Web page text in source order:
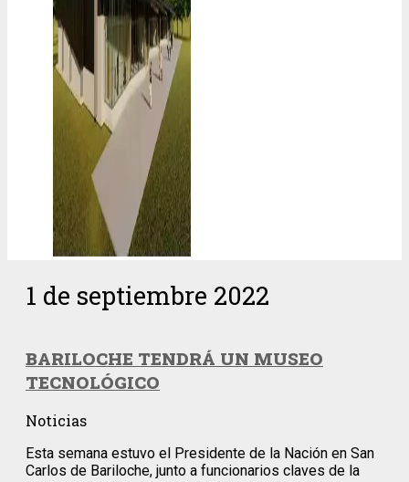
1 de septiembre 2022
BARILOCHE TENDRÁ UN MUSEO
TECNOLÓGICO
Noticias
Esta semana estuvo el Presidente de la Nación en San
Carlos de Bariloche, junto a funcionarios claves de la